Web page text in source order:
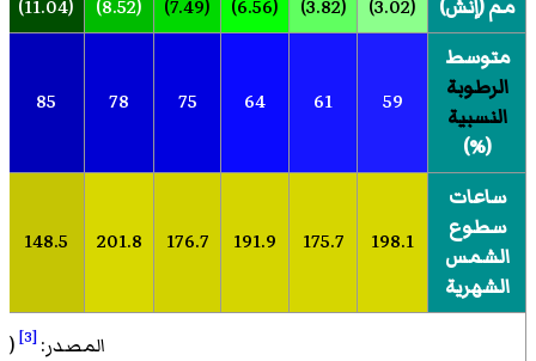
مم (إنش)
(3.02)
(3.82)
(6.56)
(7.49)
(8.52)
(11.04)
متوسط
الرطوبة
النسبية
(%)
59
61
64
75
78
85
ساعات
سطوع
الشمس
الشهرية
198.1
175.7
191.9
176.7
201.8
148.5
المصدر: NOAA (1961-1990)[3]